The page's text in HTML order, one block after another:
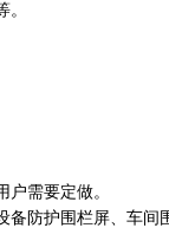
需要定做。
防护围栏屏、车间